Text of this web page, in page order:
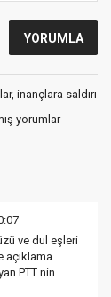
inançlara saldırı
yorumlar
ve dul eşleri
açıklama
PTT nin